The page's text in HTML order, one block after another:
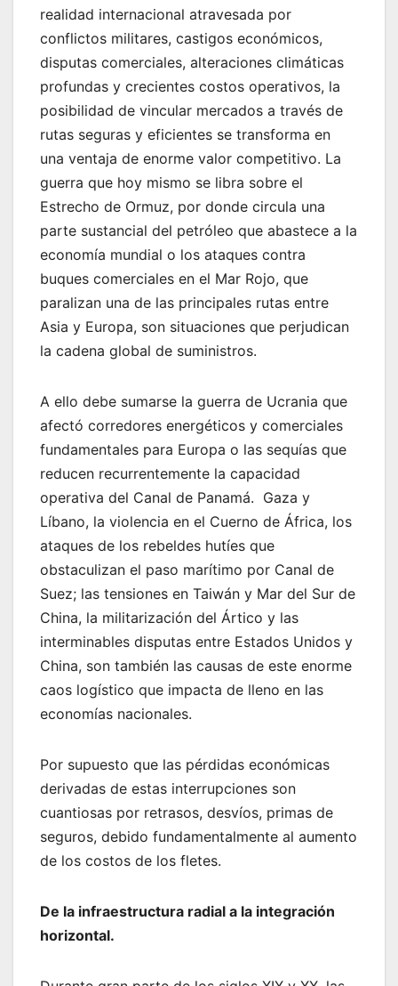
realidad internacional atravesada por
conflictos militares, castigos económicos,
disputas comerciales, alteraciones climáticas
profundas y crecientes costos operativos, la
posibilidad de vincular mercados a través de
rutas seguras y eficientes se transforma en
una ventaja de enorme valor competitivo. La
guerra que hoy mismo se libra sobre el
Estrecho de Ormuz, por donde circula una
parte sustancial del petróleo que abastece a la
economía mundial o los ataques contra
buques comerciales en el Mar Rojo, que
paralizan una de las principales rutas entre
Asia y Europa, son situaciones que perjudican
la cadena global de suministros.
A ello debe sumarse la guerra de Ucrania que
afectó corredores energéticos y comerciales
fundamentales para Europa o las sequías que
reducen recurrentemente la capacidad
operativa del Canal de Panamá. Gaza y
Líbano, la violencia en el Cuerno de África, los
ataques de los rebeldes hutíes que
obstaculizan el paso marítimo por Canal de
Suez; las tensiones en Taiwán y Mar del Sur de
China, la militarización del Ártico y las
interminables disputas entre Estados Unidos y
China, son también las causas de este enorme
caos logístico que impacta de lleno en las
economías nacionales.
Por supuesto que las pérdidas económicas
derivadas de estas interrupciones son
cuantiosas por retrasos, desvíos, primas de
seguros, debido fundamentalmente al aumento
de los costos de los fletes.
De la infraestructura radial a la integración
horizontal.